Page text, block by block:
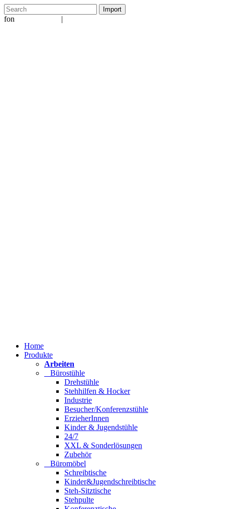
fon |
Home
Produkte
Arbeiten
Bürostühle
Drehstühle
Stehhilfen & Hocker
Industrie
Besucher/Konferenzstühle
ErzieherInnen
Kinder & Jugendstühle
24/7
XXL & Sonderlösungen
Zubehör
Büromöbel
Schreibtische
Kinder&Jugendschreibtische
Steh-Sitztische
Stehpulte